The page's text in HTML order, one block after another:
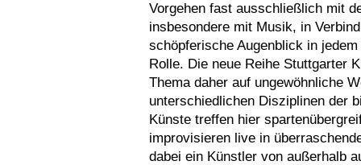
Vorgehen fast ausschließlich mit
insbesondere mit Musik, in
schöpferische Augenblick in
Rolle. Die neue Reihe Stuttgarter
Thema daher auf ungewöhnliche
unterschiedlichen Disziplinen der
Künste treffen hier
improvisieren live in
dabei ein Künstler von außerhalb